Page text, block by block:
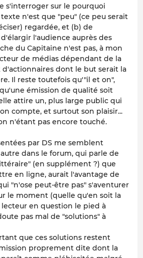
s'interroger sur le pourquoi
n'est que "peu" (ce peu serait
regardée, et (b) de
l'audience auprès des
du Capitaine n'est pas, à mon
de médias dépendant de la
dont le but serait la
Il reste toutefois qu'"il et on",
émission de qualité soit
attire un, plus large public qui
compte, et surtout son plaisir...
n'étant pas encore touché.
par DS me semblent
dans le forum, qui parle de
(en supplément ?) que
en ligne, aurait l'avantage de
"n'ose peut-être pas" s'aventurer
le moment (quelle qu'en soit la
en question le pied à
pas mal de "solutions" à
que ces solutions restent
proprement dite dont la